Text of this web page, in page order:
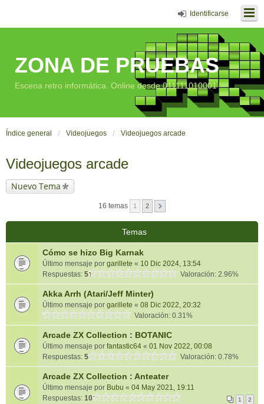
Identificarse
ZONA DE PRUEBAS
Escena retro informática. Online desde 011111010001
Índice general Videojuegos Videojuegos arcade
Videojuegos arcade
Nuevo Tema
16 temas 1 2
Temas
Cómo se hizo Big Karnak
Último mensaje por garillete « 10 Dic 2024, 13:54
Respuestas: 5 Valoración: 2.96%
Akka Arrh (Atari/Jeff Minter)
Último mensaje por garillete « 08 Dic 2022, 20:32
Valoración: 0.31%
Arcade ZX Collection : BOTANIC
Último mensaje por fantastic64 « 01 Nov 2022, 00:08
Respuestas: 5 Valoración: 0.78%
Arcade ZX Collection : Anteater
Último mensaje por Bubu « 04 May 2021, 19:11
Respuestas: 10 1 2